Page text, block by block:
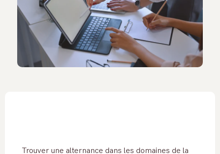
Trouver une alternance dans les domaines de la